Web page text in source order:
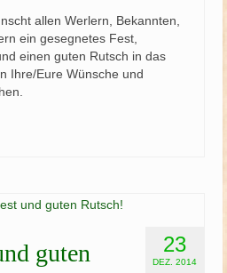
allen Werlern, Bekannten,
ein gesegnetes Fest,
einen guten Rutsch in das
Ihre/Eure Wünsche und
23
DEZ. 2014
guten